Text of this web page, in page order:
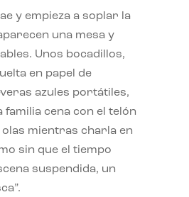
y empieza a soplar la
una mesa y
Unos bocadillos,
en papel de
azules portátiles,
familia cena con el telón
olas mientras charla en
sin que el tiempo
suspendida, un